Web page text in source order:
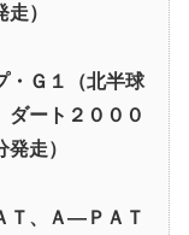
）
Ｇ１（北半球
ダート２０００
走）
Ｔ、Ａ―ＰＡＴ